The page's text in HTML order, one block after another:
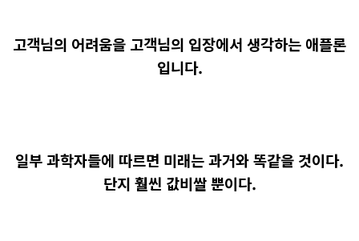
고객님의 어려움을 고객님의 입장에서 생각하는 애플론
입니다.
일부 과학자들에 따르면 미래는 과거와 똑같을 것이다.
단지 훨씬 값비쌀 뿐이다.